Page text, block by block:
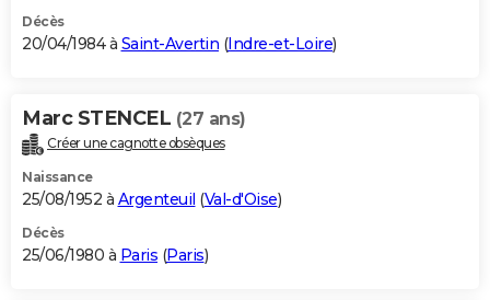
Décès
20/04/1984 à Saint-Avertin (Indre-et-Loire)
Marc STENCEL (27 ans)
Créer une cagnotte obsèques
Naissance
25/08/1952 à Argenteuil (Val-d'Oise)
Décès
25/06/1980 à Paris (Paris)